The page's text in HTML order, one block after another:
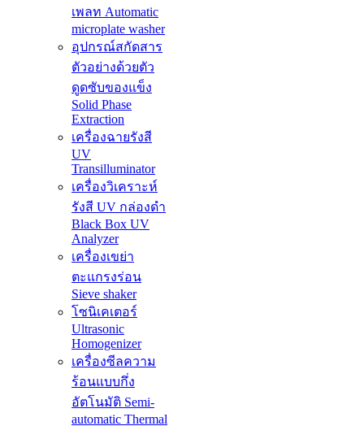
เพลท Automatic
microplate washer
อุปกรณ์สกัดสาร
ตัวอย่างด้วยตัว
ดูดซับของแข็ง
Solid Phase
Extraction
เครื่องฉายรังสี
UV
Transilluminator
เครื่องวิเคราะห์
รังสี UV กล่องดำ
Black Box UV
Analyzer
เครื่องเขย่า
ตะแกรงร่อน
Sieve shaker
โซนิเคเตอร์
Ultrasonic
Homogenizer
เครื่องซีลความ
ร้อนแบบกึ่ง
อัตโนมัติ Semi-
automatic Thermal